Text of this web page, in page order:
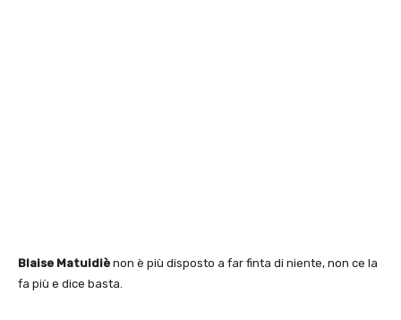
Blaise Matuidiè non è più disposto a far finta di niente, non ce la
fa più e dice basta.